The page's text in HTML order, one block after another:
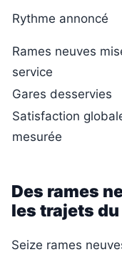
Rythme annoncé
Rames neuves
service
Gares desservies
Satisfaction
mesurée
Des rames
les trajets
Seize rames